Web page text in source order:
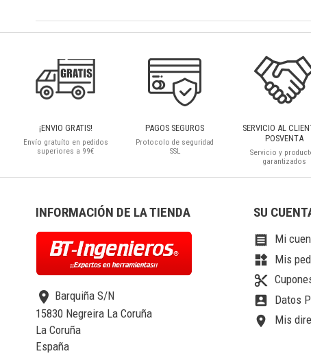
¡ENVIO GRATIS!
Envío gratuíto en pedidos
superiores a 99€
PAGOS SEGUROS
Protocolo de seguridad
SSL
SERVICIO AL
POSVENTA
Servicio y
garantizados
INFORMACIÓN DE LA TIENDA
location_on Barquiña S/N
15830 Negreira La Coruña
La Coruña
España
SU
 Mi
widgets Mis
content_cut
account_box Datos
location_on Mis